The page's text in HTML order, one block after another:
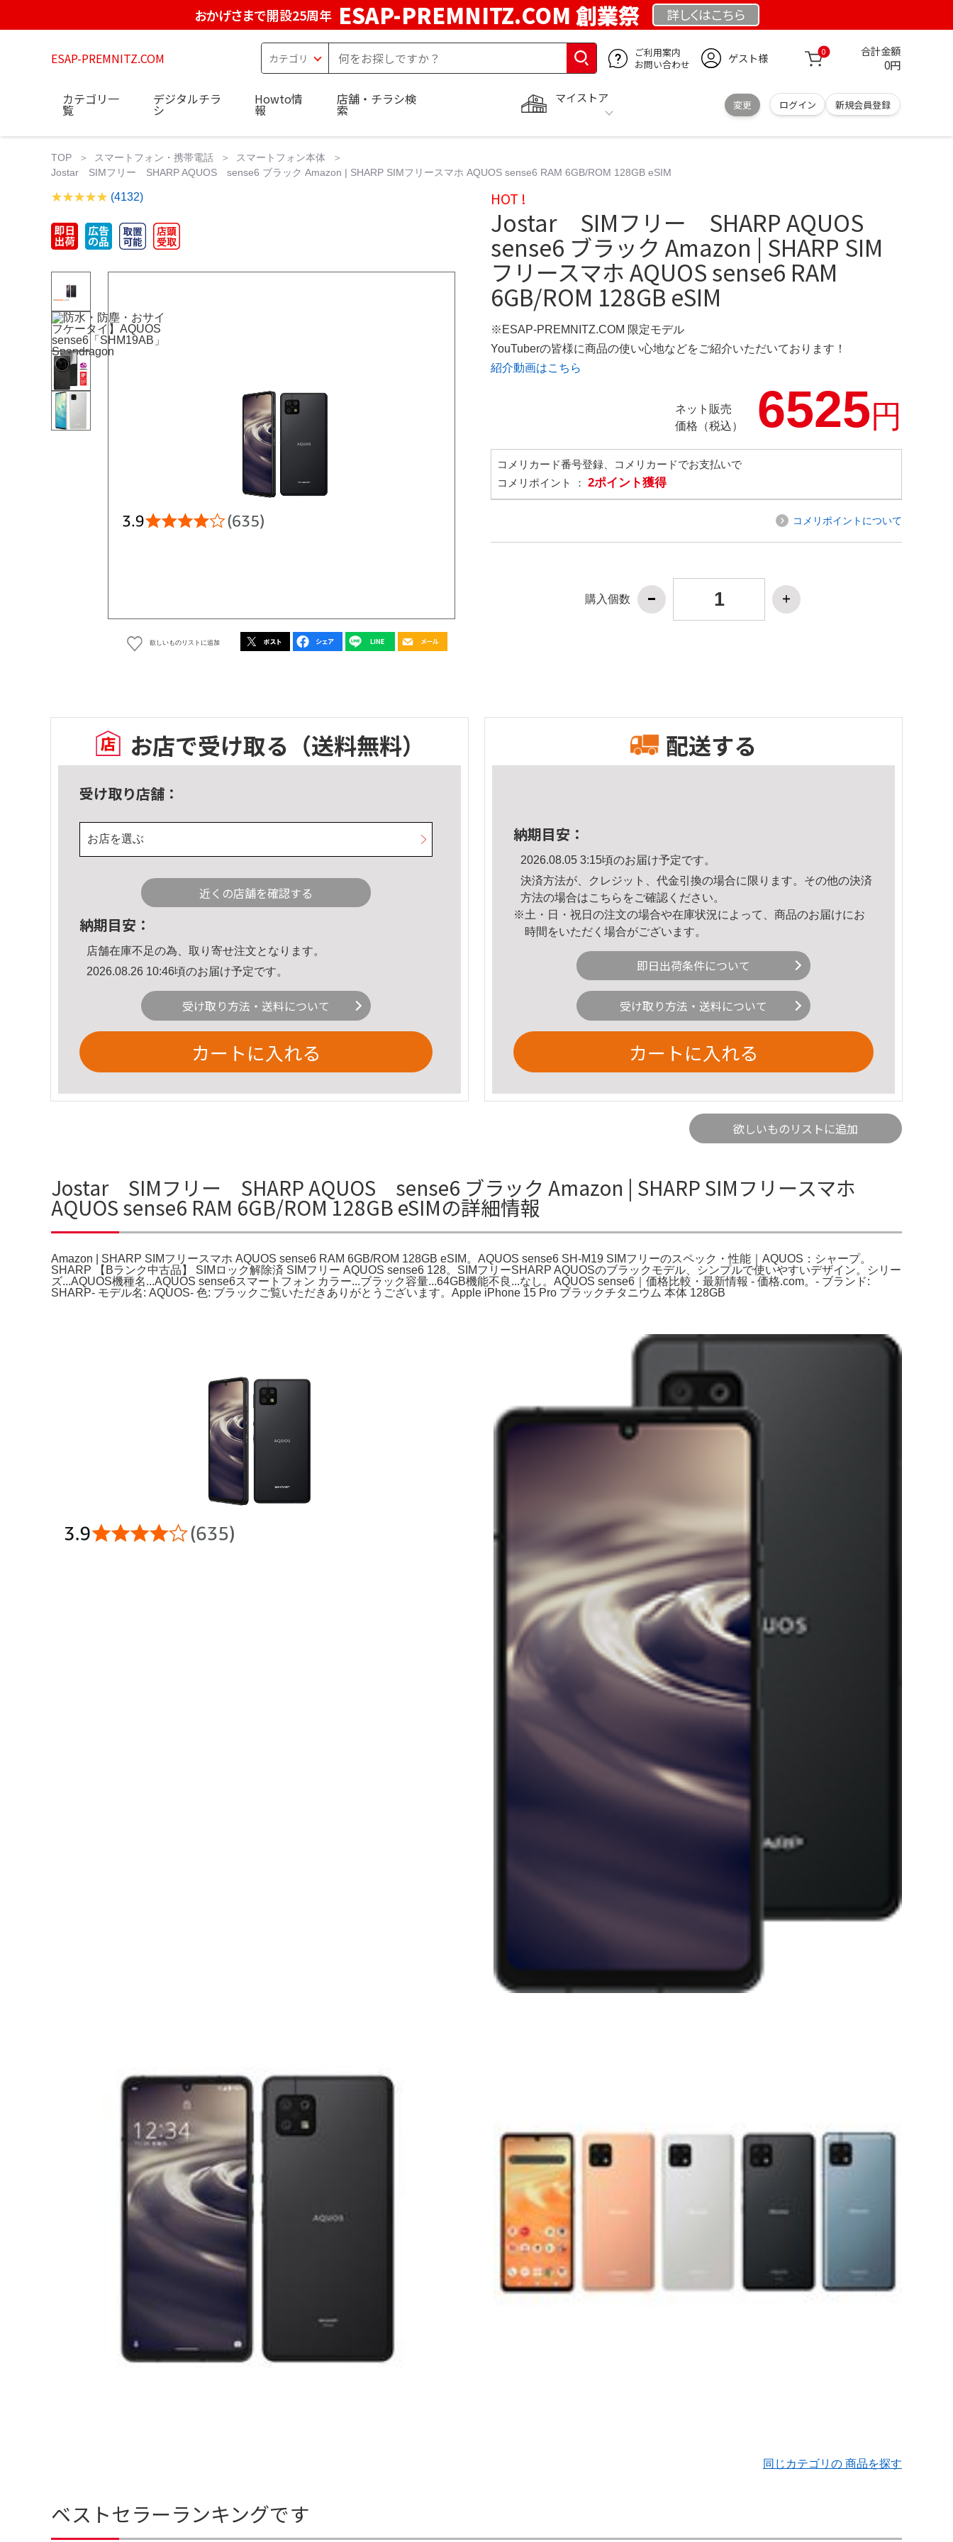
おかげさまで開設25周年 ESAP-PREMNITZ.COM 創業祭 詳しくはこちら
ESAP-PREMNITZ.COM
ご利用案内
お問い合わせ
ゲスト様 0 合計金額
0円
マイストア
変更 ログイン 新規会員登録
カテゴリ一
覧
デジタルチラ
シ
Howto情
報
店舗・チラシ検
索
TOP スマートフォン・携帯電話
スマートフォン本体
Jostar SIMフリー SHARP AQUOS sense6 ブラック Amazon | SHARP SIMフリースマホ AQUOS sense6 RAM 6GB/ROM 128GB eSIM
(4132)
欲しいものリストに追加
HOT !
Jostar SIMフリー SHARP AQUOS
sense6 ブラック Amazon | SHARP SIM
フリースマホ AQUOS sense6 RAM
6GB/ROM 128GB eSIM
※ESAP-PREMNITZ.COM 限定モデル
YouTuberの皆様に商品の使い心地などをご紹介いただいております！
紹介動画はこちら
ネット販売
価格（税込）
6525円
コメリカード番号登録、コメリカードでお支払いで
コメリポイント ： 2ポイント獲得
コメリポイントについて
購入個数
お店で受け取る （送料無料）
受け取り店舗：
お店を選ぶ
近くの店舗を確認する
納期目安：
店舗在庫不足の為、取り寄せ注文となります。
2026.08.26 10:46頃のお届け予定です。
受け取り方法・送料について
カートに入れる
配送する
納期目安：
2026.08.05 3:15頃のお届け予定です。
決済方法が、クレジット、代金引換の場合に限ります。その他の決済
方法の場合はこちら をご確認ください。
※土・日・祝日の注文の場合や在庫状況によって、商品のお届けにお
時間をいただく場合がございます。
即日出荷条件について
受け取り方法・送料について
カートに入れる
欲しいものリストに追加
Jostar SIMフリー SHARP AQUOS sense6 ブラック Amazon | SHARP SIMフリースマホ
AQUOS sense6 RAM 6GB/ROM 128GB eSIMの詳細情報
Amazon | SHARP SIMフリースマホ AQUOS sense6 RAM 6GB/ROM 128GB eSIM。AQUOS sense6 SH-M19 SIMフリーのスペック・性能｜AQUOS：シャープ。
SHARP 【Bランク中古品】 SIMロック解除済 SIMフリー AQUOS sense6 128。SIMフリーSHARP AQUOSのブラックモデル、シンプルで使いやすいデザイン。シリー
ズ...AQUOS機種名...AQUOS sense6スマートフォン カラー...ブラック容量...64GB機能不良...なし。AQUOS sense6｜価格比較・最新情報 - 価格.com。- ブランド:
SHARP- モデル名: AQUOS- 色: ブラックご覧いただきありがとうございます。Apple iPhone 15 Pro ブラックチタニウム 本体 128GB
同じカテゴリの 商品を探す
ベストセラーランキングです